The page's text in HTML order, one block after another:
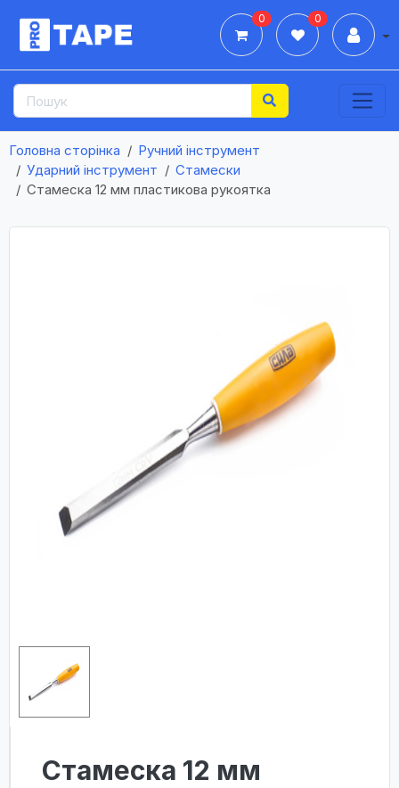
0 0
Головна сторінка
Ручний інструмент
Ударний інструмент
Стамески
Стамеска 12 мм пластикова рукоятка
Стамеска 12 мм